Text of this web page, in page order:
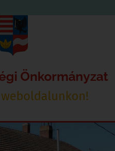
Önkormányzat